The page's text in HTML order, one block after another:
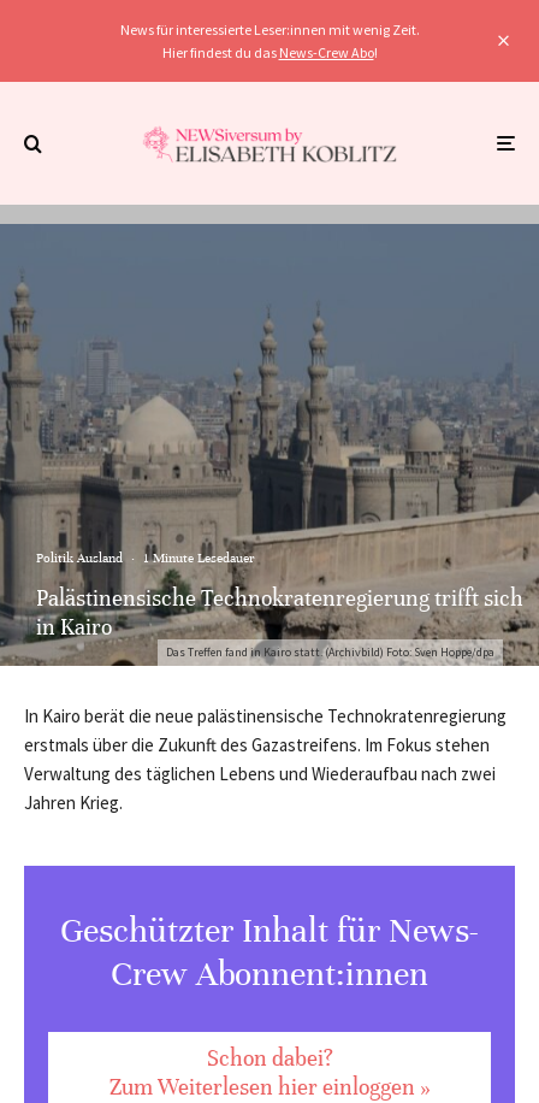
News für interessierte Leser:innen mit wenig Zeit.
Hier findest du das News-Crew Abo!
Das Treffen fand in Kairo statt. (Archivbild) Foto: Sven Hoppe/dpa
Politik Ausland · 1 Minute Lesedauer
Palästinensische Technokratenregierung trifft sich
in Kairo
In Kairo berät die neue palästinensische Technokratenregierung
erstmals über die Zukunft des Gazastreifens. Im Fokus stehen
Verwaltung des täglichen Lebens und Wiederaufbau nach zwei
Jahren Krieg.
Geschützter Inhalt für News-
Crew Abonnent:innen
Schon dabei?
Zum Weiterlesen hier einloggen »